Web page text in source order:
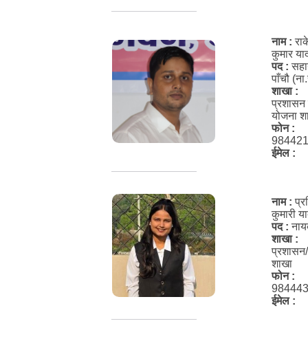
नाम :
कुमार
पद :
पाँचौ
शाखा :
प्रशासन
योजना
फोन :
ईमेल :
नाम :
कुमारी
पद :
शाखा :
शाखा
फोन :
ईमेल :